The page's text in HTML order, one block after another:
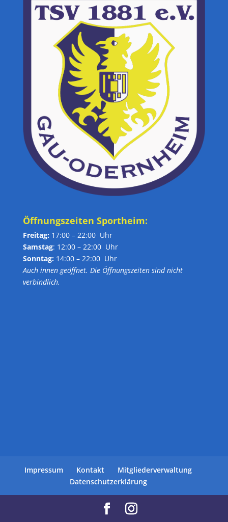
Öffnungszeiten Sportheim:
Freitag: 17:00 – 22:00 Uhr
Samstag: 12:00 – 22:00 Uhr
Sonntag: 14:00 – 22:00 Uhr
Auch innen geöffnet. Die Öffnungszeiten sind nicht
verbindlich.
Impressum Kontakt
Mitgliederverwaltung
Datenschutzerklärung